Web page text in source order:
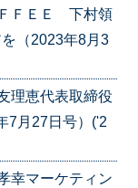
ＦＥＥ 下村領
（2023年8月3
理恵代表取締役
7月27日号）('2
幸マーケティン